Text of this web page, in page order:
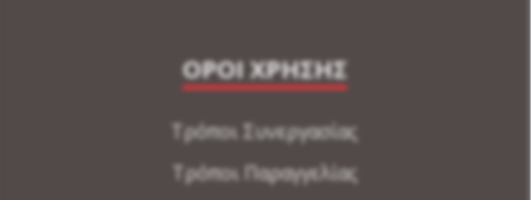
ΟΡΟΙ ΧΡΗΣΗΣ
Τρόποι Συνεργασίας
Τρόποι Παραγγελίας